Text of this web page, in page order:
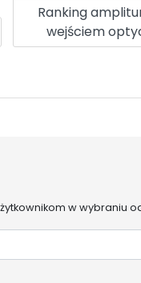
Ranking
wejściem
w wybraniu